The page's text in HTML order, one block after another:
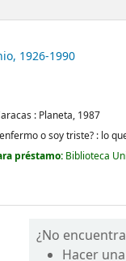
, 1926-1990
: Planeta, 1987
o soy triste? : lo
préstamo: Biblioteca
¿No
Hacer